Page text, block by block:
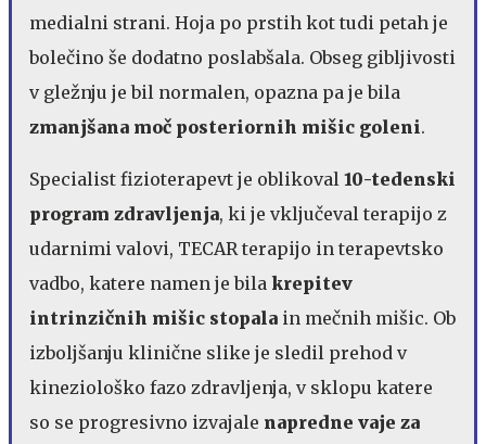
medialni strani. Hoja po prstih kot tudi petah je
bolečino še dodatno poslabšala. Obseg gibljivosti
v gležnju je bil normalen, opazna pa je bila
zmanjšana moč posteriornih mišic goleni.
Specialist fizioterapevt je oblikoval 10-tedenski
program zdravljenja, ki je vključeval terapijo z
udarnimi valovi, TECAR terapijo in terapevtsko
vadbo, katere namen je bila krepitev
intrinzičnih mišic stopala in mečnih mišic. Ob
izboljšanju klinične slike je sledil prehod v
kineziološko fazo zdravljenja, v sklopu katere
so se progresivno izvajale napredne vaje za